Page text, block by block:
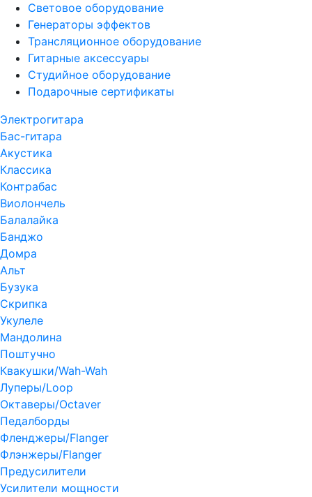
Световое оборудование
Генераторы эффектов
Трансляционное оборудование
Гитарные аксессуары
Студийное оборудование
Подарочные сертификаты
Электрогитара
Бас-гитара
Акустика
Классика
Контрабас
Виолончель
Балалайка
Банджо
Домра
Альт
Бузука
Скрипка
Укулеле
Мандолина
Поштучно
Квакушки/Wah-Wah
Луперы/Loop
Октаверы/Octaver
Педалборды
Фленджеры/Flanger
Флэнжеры/Flanger
Предусилители
Усилители мощности